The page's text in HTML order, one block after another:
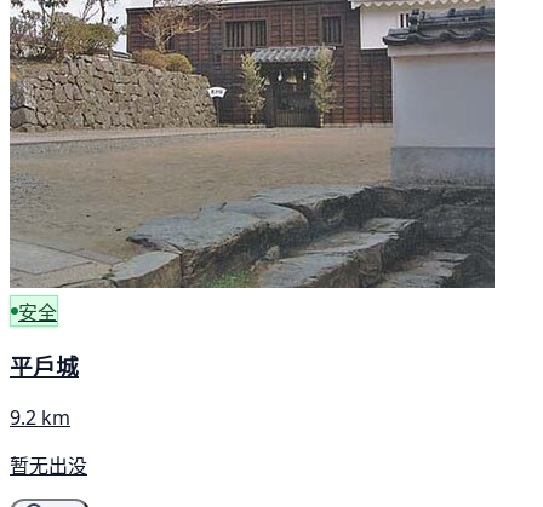
安全
平戶城
9.2 km
暂无出没